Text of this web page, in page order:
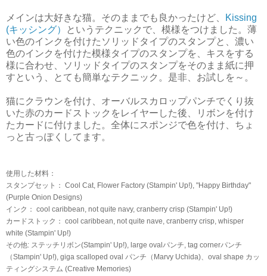
メインは大好きな猫。そのままでも良かったけど、
Kissing
(キッシング）
というテクニックで、模様をつけました。薄
い色のインクを付けたソリッドタイプのスタンプと、濃い
色のインクを付けた模様タイプのスタンプを、キスをする
様に合わせ、ソリッドタイプのスタンプをそのまま紙に押
すという、とても簡単なテクニック。是非、お試しを～。
猫にクラウンを付け、オーバルスカロップパンチでくり抜
いた赤のカードストックをレイヤーした後、リボンを付け
たカードに付けました。全体にスポンジで色を付け、ちょ
っと古っぽくしてます。
使用した材料：
スタンプセット： Cool Cat, Flower Factory (Stampin' Up!), "Happy Birthday"
(Purple Onion Designs)
インク： cool caribbean, not quite navy, cranberry crisp (Stampin' Up!)
カードストック： cool caribbean, not quite nave, cranberry crisp, whisper
white (Stampin' Up!)
その他: ステッチリボン(Stampin' Up!), large ovalパンチ, tag cornerパンチ
（Stampin' Up!), giga scalloped oval パンチ（Marvy Uchida)、oval shape カッ
ティングシステム (Creative Memories)